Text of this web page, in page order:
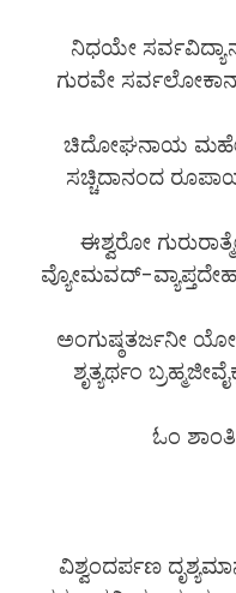
ನಿಧಯೇ
ಗುರವೇ
ಚಿದೋಘನಾಯ
ಸಚ್ಚಿದಾನಂದ
ಈಶ್ವರೋ
ವ್ಯೋಮವದ್-
ಅಂಗುಷ್ಠತರ್ಜನೀ
ಶೃತ್ಯರ್ಥಂ
ಓಂ
ವಿಶ್ವಂದರ್ಪಣ